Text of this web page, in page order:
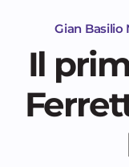
Gian Basilio
Il